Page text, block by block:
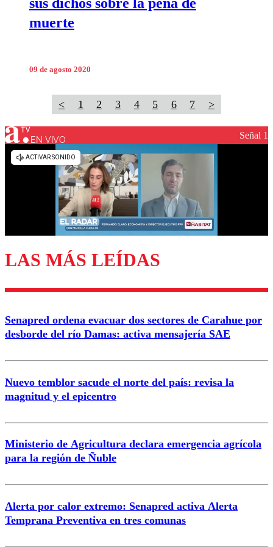
sus dichos sobre la pena de
muerte
09 de agosto 2020
< 1 2 3 4 5 6 7 >
EN VIVO Señal 1
LAS MÁS LEÍDAS
Senapred ordena evacuar dos sectores de Carahue por
desborde del río Damas: activa mensajería SAE
Nuevo temblor sacude el norte del país: revisa la
magnitud y el epicentro
Ministerio de Agricultura declara emergencia agrícola
para la región de Ñuble
Alerta por calor extremo: Senapred activa Alerta
Temprana Preventiva en tres comunas